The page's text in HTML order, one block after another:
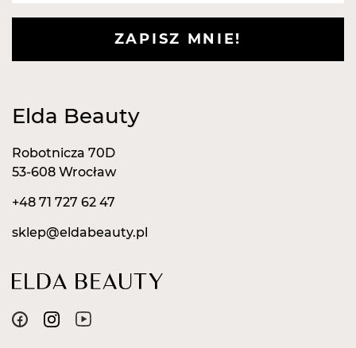
ZAPISZ MNIE!
Elda Beauty
Robotnicza 70D
53-608 Wrocław
+48 71 727 62 47
sklep@eldabeauty.pl